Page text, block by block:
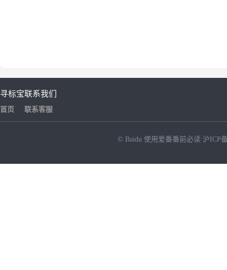
寻标宝
首页
联系我们
联系客服
© Baidu 使用爱番番前必读 沪ICP